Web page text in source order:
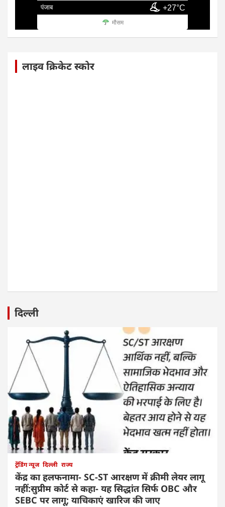
पंजाब +27°C
मौसम
लाइव क्रिकेट स्कोर
दिल्ली
ट्रेंडिंग न्यूज दिल्ली राज्य
केंद्र का हलफनामा- SC-ST आरक्षण में क्रीमी लेयर लागू
नहीं:सुप्रीम कोर्ट से कहा- यह सिद्धांत सिर्फ OBC और
SEBC पर लागू; याचिकाएं खारिज की जाए